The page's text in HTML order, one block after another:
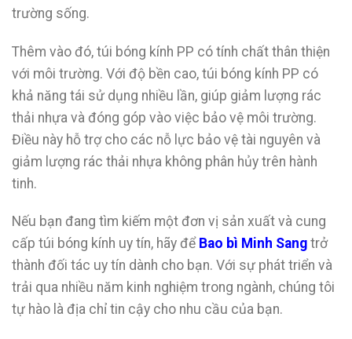
trường sống.
Thêm vào đó, túi bóng kính PP có tính chất thân thiện
với môi trường. Với độ bền cao, túi bóng kính PP có
khả năng tái sử dụng nhiều lần, giúp giảm lượng rác
thải nhựa và đóng góp vào việc bảo vệ môi trường.
Điều này hỗ trợ cho các nỗ lực bảo vệ tài nguyên và
giảm lượng rác thải nhựa không phân hủy trên hành
tinh.
Nếu bạn đang tìm kiếm một đơn vị sản xuất và cung
cấp túi bóng kính uy tín, hãy để Bao bì Minh Sang trở
thành đối tác uy tín dành cho bạn. Với sự phát triển và
trải qua nhiều năm kinh nghiệm trong ngành, chúng tôi
tự hào là địa chỉ tin cậy cho nhu cầu của bạn.